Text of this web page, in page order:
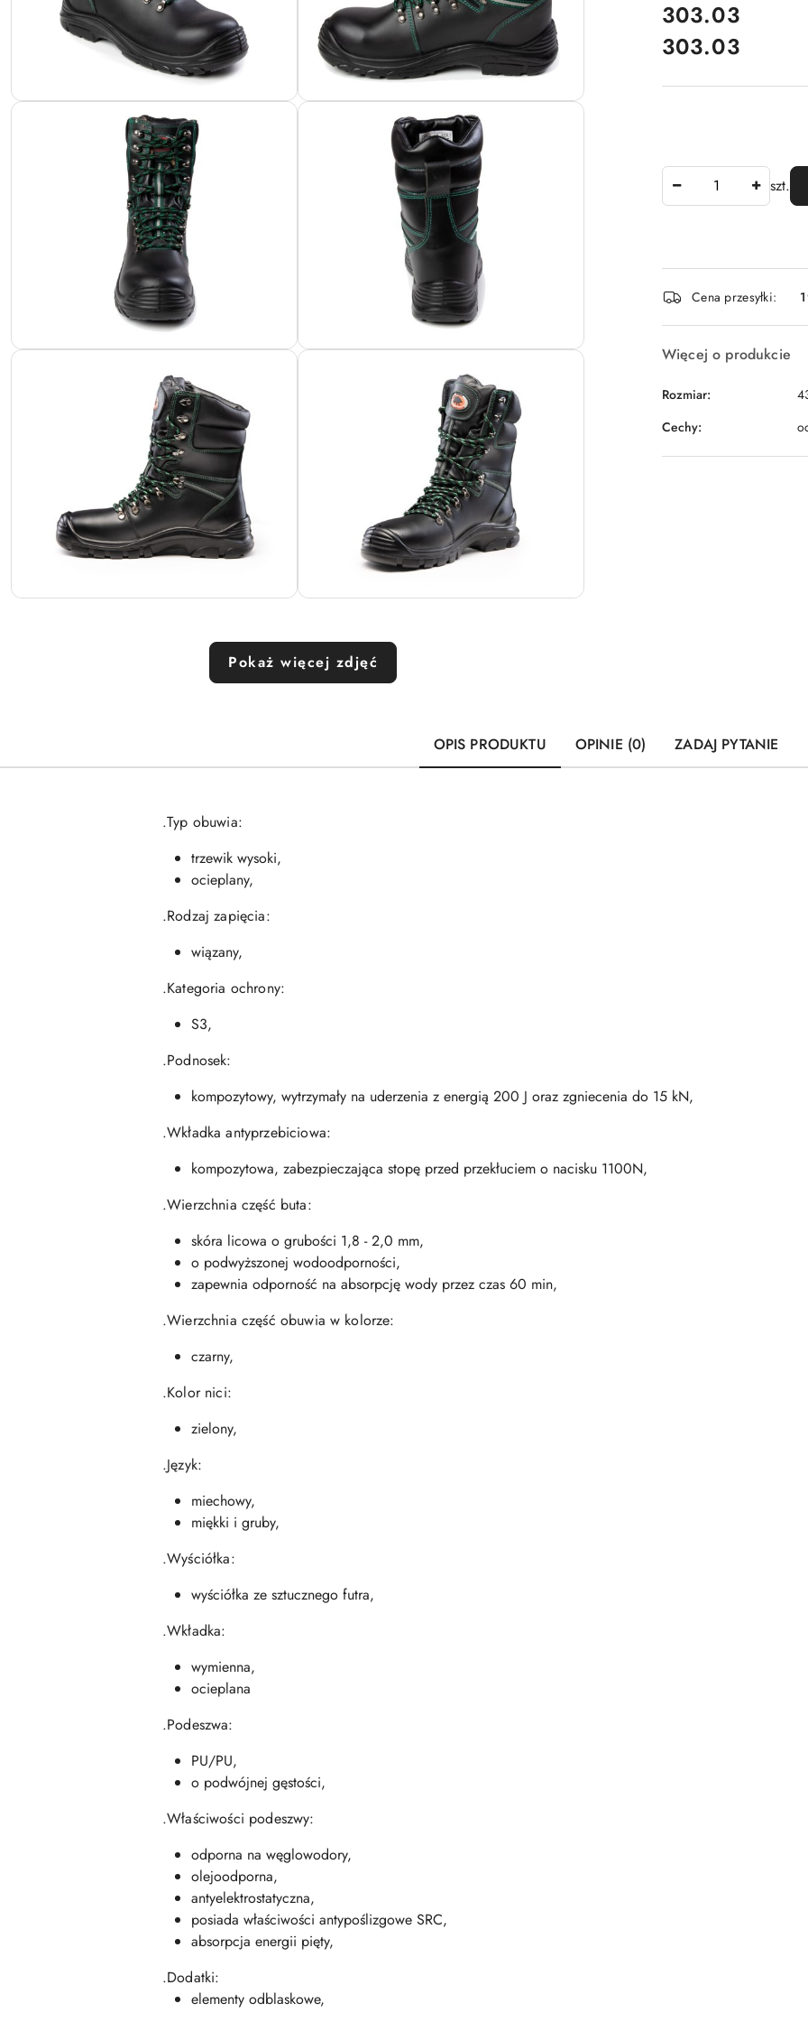
Pokaż więcej zdjęć
cena:
303.03
Cena:
303.03
szt.
Dostępność
i
dostawa
Cena przesyłki:
Więcej o produkcie
Rozmiar:
Cechy:
OPIS PRODUKTU OPINIE (0) ZADAJ PYTANIE
.Typ obuwia:
trzewik wysoki,
ocieplany,
.Rodzaj zapięcia:
wiązany,
.Kategoria ochrony:
S3,
.Podnosek:
kompozytowy, wytrzymały na uderzenia z energią 200 J oraz zgniecenia do 15 kN,
.Wkładka antyprzebiciowa:
kompozytowa, zabezpieczająca stopę przed przekłuciem o nacisku 1100N,
.Wierzchnia część buta:
skóra licowa o grubości 1,8 - 2,0 mm,
o podwyższonej wodoodporności,
zapewnia odporność na absorpcję wody przez czas 60 min,
.Wierzchnia część obuwia w kolorze:
czarny,
.Kolor nici:
zielony,
.Język:
miechowy,
miękki i gruby,
.Wyściółka:
wyściółka ze sztucznego futra,
.Wkładka:
wymienna,
ocieplana
.Podeszwa:
PU/PU,
o podwójnej gęstości,
.Właściwości podeszwy:
odporna na węglowodory,
olejoodporna,
antyelektrostatyczna,
posiada właściwości antypoślizgowe SRC,
absorpcja energii pięty,
.Dodatki:
elementy odblaskowe,